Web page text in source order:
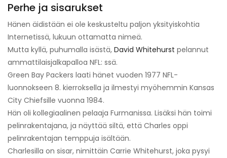
Perhe ja sisarukset
Hänen äidistään ei ole keskusteltu paljon yksityiskohtia
Internetissä, lukuun ottamatta nimeä.
Mutta kyllä, puhumalla isästä, David Whitehurst pelannut
ammattilaisjalkapalloa NFL: ssä.
Green Bay Packers laati hänet vuoden 1977 NFL-
luonnokseen 8. kierroksella ja ilmestyi myöhemmin Kansas
City Chiefsille vuonna 1984.
Hän oli kollegiaalinen pelaaja Furmanissa. Lisäksi hän toimi
pelinrakentajana, ja näyttää siltä, ​​että Charles oppi
pelinrakentajan temppuja isältään.
Charlesilla on sisar, nimittäin Carrie Whitehurst, joka pysyi